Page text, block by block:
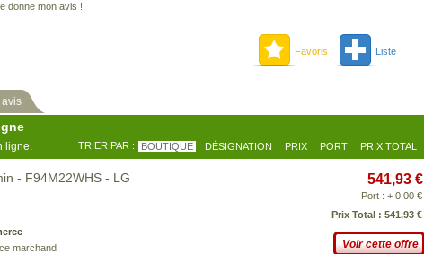
donne mon avis !
Favoris Liste
avis
ligne. TRIER PAR : BOUTIQUE DÉSIGNATION PRIX PORT PRIX TOTAL
- F94M22WHS - LG
marchand
541,93 €
Port : + 0,00 €
Prix Total : 541,93 €
Voir cette offre